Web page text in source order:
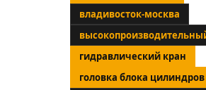
владивосток-москва
гидравлический кран
головка блока цилиндров